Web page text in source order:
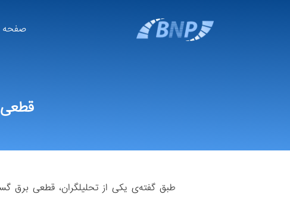
صفحه
طبق گفته‌ی یکی از تحلیلگران، قطعی